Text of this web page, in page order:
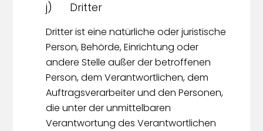
j) Dritter
Dritter ist eine natürliche oder juristische
Person, Behörde, Einrichtung oder
andere Stelle außer der betroffenen
Person, dem Verantwortlichen, dem
Auftragsverarbeiter und den Personen,
die unter der unmittelbaren
Verantwortung des Verantwortlichen